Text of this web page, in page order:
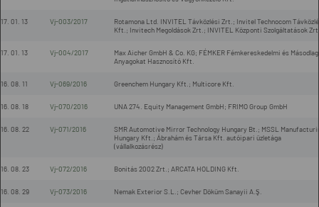
01. 13 Vj-003/2017
Rotamona Ltd. INVITEL Távközlési Zrt.; Invitel Technocom
Kft.; Invitech Megoldások Zrt.; INVITEL Központi Szolgáltatások
01. 13 Vj-004/2017
Max Aicher GmbH & Co. KG; FÉMKER Fémkereskedelmi és
Anyagokat Hasznosító Kft.
08. 11 Vj-069/2016 Greenchem Hungary Kft.; Multicore Kft.
08. 18 Vj-070/2016 UNA 274. Equity Management GmbH; FRIMO Group GmbH
08. 22 Vj-071/2016
SMR Automotive Mirror Technology Hungary Bt.; MSSL
Hungary Kft.; Ábrahám és Társa Kft. autóipari üzletága
(vállalkozásrész)
08. 23 Vj-072/2016 Bonitás 2002 Zrt.; ARCATA HOLDING Kft.
08. 29 Vj-073/2016 Nemak Exterior S.L.; Cevher Döküm Sanayii A.Ş.